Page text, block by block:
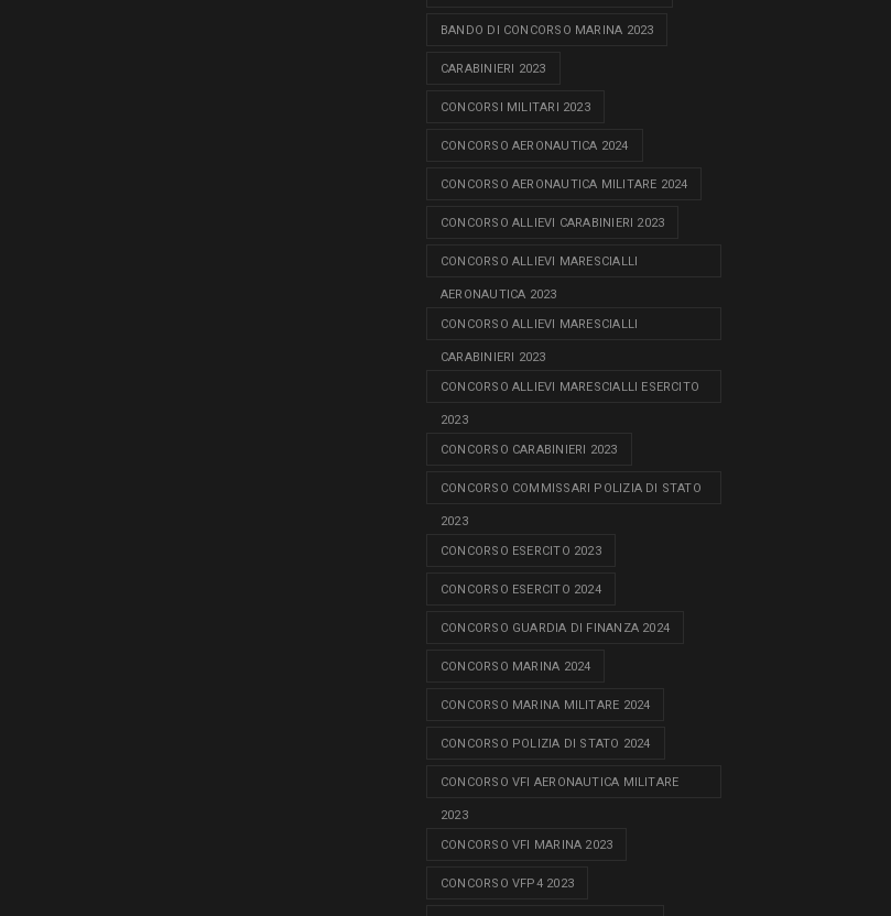
BANDO DI CONCORSO MARINA 2023
CARABINIERI 2023
CONCORSI MILITARI 2023
CONCORSO AERONAUTICA 2024
CONCORSO AERONAUTICA MILITARE 2024
CONCORSO ALLIEVI CARABINIERI 2023
CONCORSO ALLIEVI MARESCIALLI
AERONAUTICA 2023
CONCORSO ALLIEVI MARESCIALLI
CARABINIERI 2023
CONCORSO ALLIEVI MARESCIALLI ESERCITO
2023
CONCORSO CARABINIERI 2023
CONCORSO COMMISSARI POLIZIA DI STATO
2023
CONCORSO ESERCITO 2023
CONCORSO ESERCITO 2024
CONCORSO GUARDIA DI FINANZA 2024
CONCORSO MARINA 2024
CONCORSO MARINA MILITARE 2024
CONCORSO POLIZIA DI STATO 2024
CONCORSO VFI AERONAUTICA MILITARE
2023
CONCORSO VFI MARINA 2023
CONCORSO VFP4 2023